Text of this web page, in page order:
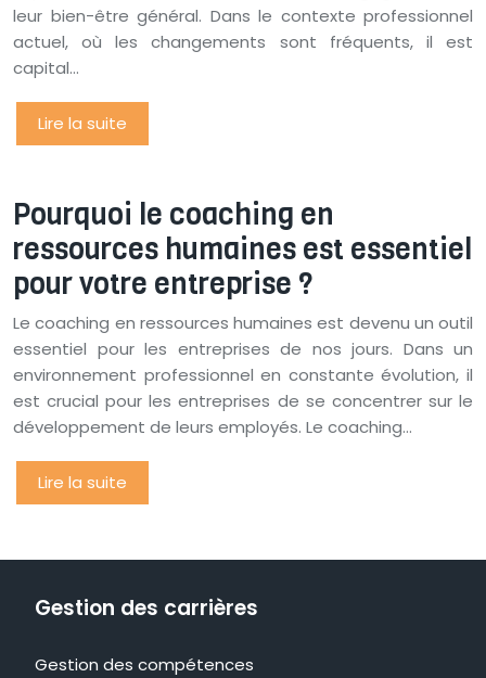
leur bien-être général. Dans le contexte professionnel
actuel, où les changements sont fréquents, il est
capital…
Lire la suite
Pourquoi le coaching en
ressources humaines est essentiel
pour votre entreprise ?
Le coaching en ressources humaines est devenu un outil
essentiel pour les entreprises de nos jours. Dans un
environnement professionnel en constante évolution, il
est crucial pour les entreprises de se concentrer sur le
développement de leurs employés. Le coaching…
Lire la suite
Gestion des carrières
Gestion des compétences